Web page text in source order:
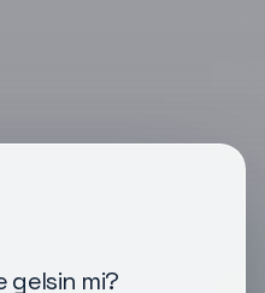
gelsin mi?